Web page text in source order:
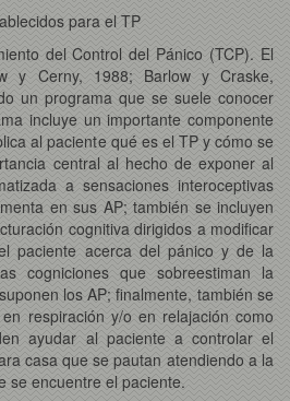
para el TP
del Control del Pánico (TCP). El
y Cerny, 1988; Barlow y Craske,
un programa que se suele conocer
incluye un importante componente
al paciente qué es el TP y cómo se
central al hecho de exponer al
a sensaciones interoceptivas
en sus AP; también se incluyen
cognitiva dirigidos a modificar
paciente acerca del pánico y de la
cogniciones que sobreestiman la
los AP; finalmente, también se
respiración y/o en relajación como
ayudar al paciente a controlar el
casa que se pautan atendiendo a la
se encuentre el paciente.